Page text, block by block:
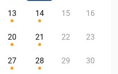
13 14 15 16
20 21 22 23
27 28 29 30